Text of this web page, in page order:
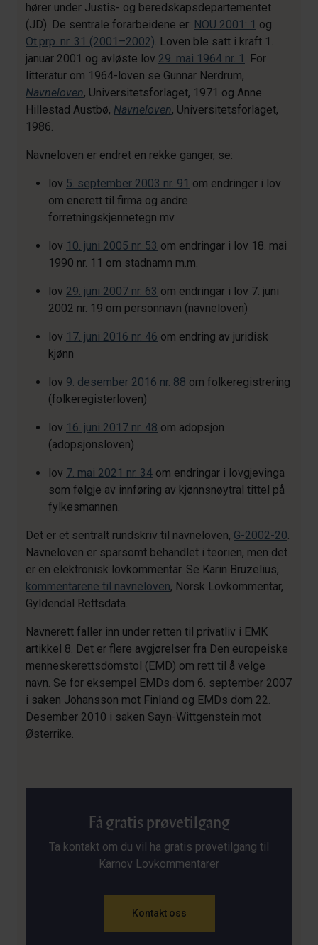
hører under Justis- og beredskapsdepartementet
(JD). De sentrale forarbeidene er: NOU 2001: 1 og
Ot.prp. nr. 31 (2001–2002). Loven ble satt i kraft 1.
januar 2001 og avløste lov 29. mai 1964 nr. 1 . For
litteratur om 1964-loven se Gunnar Nerdrum,
Navneloven, Universitetsforlaget, 1971 og Anne
Hillestad Austbø, Navneloven, Universitetsforlaget,
1986.
Navneloven er endret en rekke ganger, se:
lov 5. september 2003 nr. 91 om endringer i lov
om enerett til firma og andre
forretningskjennetegn mv.
lov 10. juni 2005 nr. 53 om endringar i lov 18. mai
1990 nr. 11 om stadnamn m.m.
lov 29. juni 2007 nr. 63 om endringar i lov 7. juni
2002 nr. 19 om personnavn (navneloven)
lov 17. juni 2016 nr. 46 om endring av juridisk
kjønn
lov 9. desember 2016 nr. 88 om folkeregistrering
(folkeregisterloven)
lov 16. juni 2017 nr. 48 om adopsjon
(adopsjonsloven)
lov 7. mai 2021 nr. 34 om endringar i lovgjevinga
som følgje av innføring av kjønnsnøytral tittel på
fylkesmannen.
Det er et sentralt rundskriv til navneloven, G-2002-20.
Navneloven er sparsomt behandlet i teorien, men det
er en elektronisk lovkommentar. Se Karin Bruzelius,
kommentarene til navneloven, Norsk Lovkommentar,
Gyldendal Rettsdata.
Navnerett faller inn under retten til privatliv i EMK
artikkel 8. Det er flere avgjørelser fra Den europeiske
menneskerettsdomstol (EMD) om rett til å velge
navn. Se for eksempel EMDs dom 6. september 2007
i saken Johansson mot Finland og EMDs dom 22.
Desember 2010 i saken Sayn-Wittgenstein mot
Østerrike.
Få gratis prøvetilgang
Ta kontakt om du vil ha gratis prøvetilgang til
Karnov Lovkommentarer
Kontakt oss